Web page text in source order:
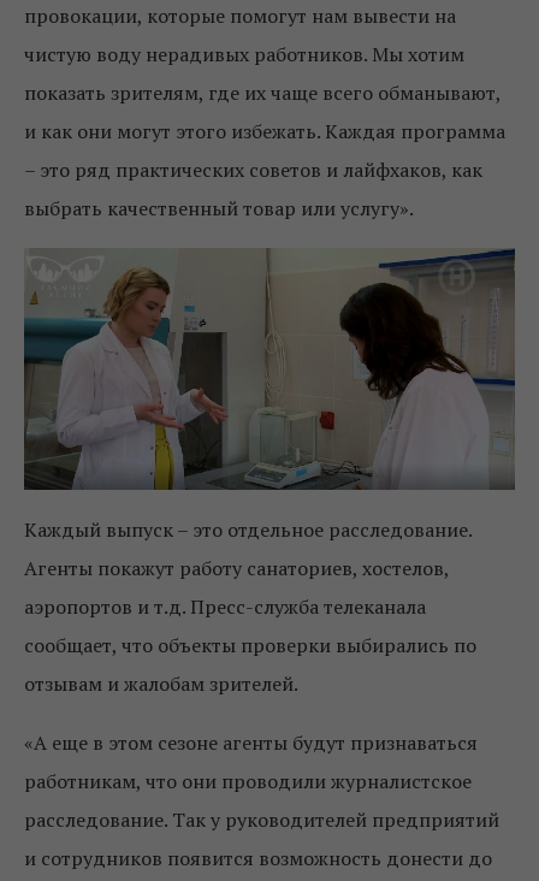
провокации, которые помогут нам вывести на
чистую воду нерадивых работников. Мы хотим
показать зрителям, где их чаще всего обманывают,
и как они могут этого избежать. Каждая программа
– это ряд практических советов и лайфхаков, как
выбрать качественный товар или услугу».
Каждый выпуск – это отдельное расследование.
Агенты покажут работу санаториев, хостелов,
аэропортов и т.д. Пресс-служба телеканала
сообщает, что объекты проверки выбирались по
отзывам и жалобам зрителей.
«А еще в этом сезоне агенты будут признаваться
работникам, что они проводили журналистское
расследование. Так у руководителей предприятий
и сотрудников появится возможность донести до